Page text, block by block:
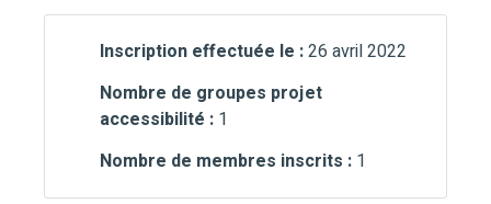
Inscription effectuée le :26 avril 2022
Nombre de groupes projet
accessibilité : 1
Nombre de membres inscrits : 1